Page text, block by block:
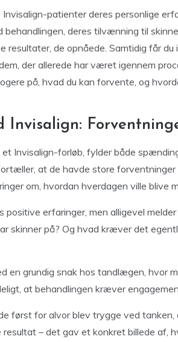
patienter deres personlige
behandlingen, deres tilvænning til
resultater, de opnåede. Samtidig får
der allerede har været igennem
på, hvad du kan forvente, og
Invisalign:
Invisalign-forløb, fylder både
at de havde store forventninger
om, hvordan hverdagen ville blive
erfaringer, men alligevel
skinner på? Og hvad kræver det
en grundig snak hos tandlægen, hvor
at behandlingen kræver
først for alvor blev trygge ved tanken,
– det gav et konkret billede af,